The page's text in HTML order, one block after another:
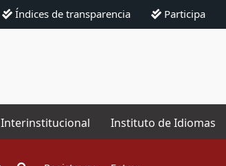
Índices de transparencia Participa
Interinstitucional Instituto de Idiomas